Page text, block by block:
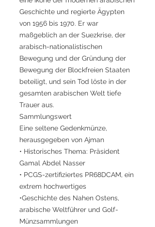
Geschichte und regierte Ägypten
von 1956 bis 1970. Er war
maßgeblich an der Suezkrise, der
arabisch-nationalistischen
Bewegung und der Gründung der
Bewegung der Blockfreien Staaten
beteiligt, und sein Tod löste in der
gesamten arabischen Welt tiefe
Trauer aus.
Sammlungswert
Eine seltene Gedenkmünze,
herausgegeben von Ajman
• Historisches Thema: Präsident
Gamal Abdel Nasser
• PCGS-zertifiziertes PR68DCAM, ein
extrem hochwertiges
•Geschichte des Nahen Ostens,
arabische Weltführer und Golf-
Münzsammlungen